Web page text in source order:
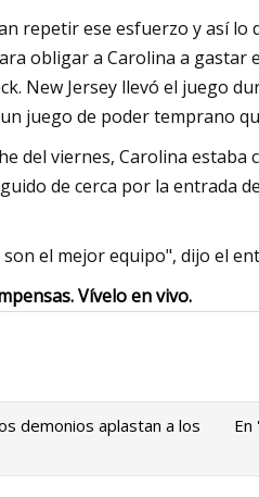
repetir ese esfuerzo y así
obligar a Carolina a
New Jersey llevó el juego
juego de poder temprano
del viernes, Carolina
de cerca por la entrada
el mejor equipo", dijo el
Vívelo en vivo.
demonios aplastan a los